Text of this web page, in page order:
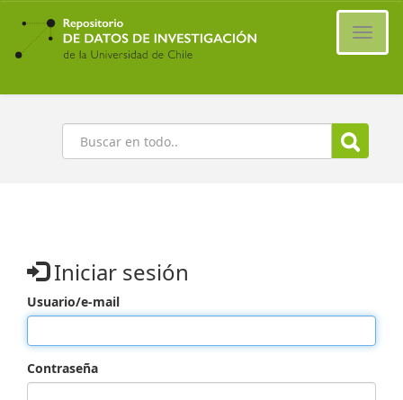
Ir
contenido
principal
Buscar
Iniciar sesión
Usuario/e-mail
Contraseña